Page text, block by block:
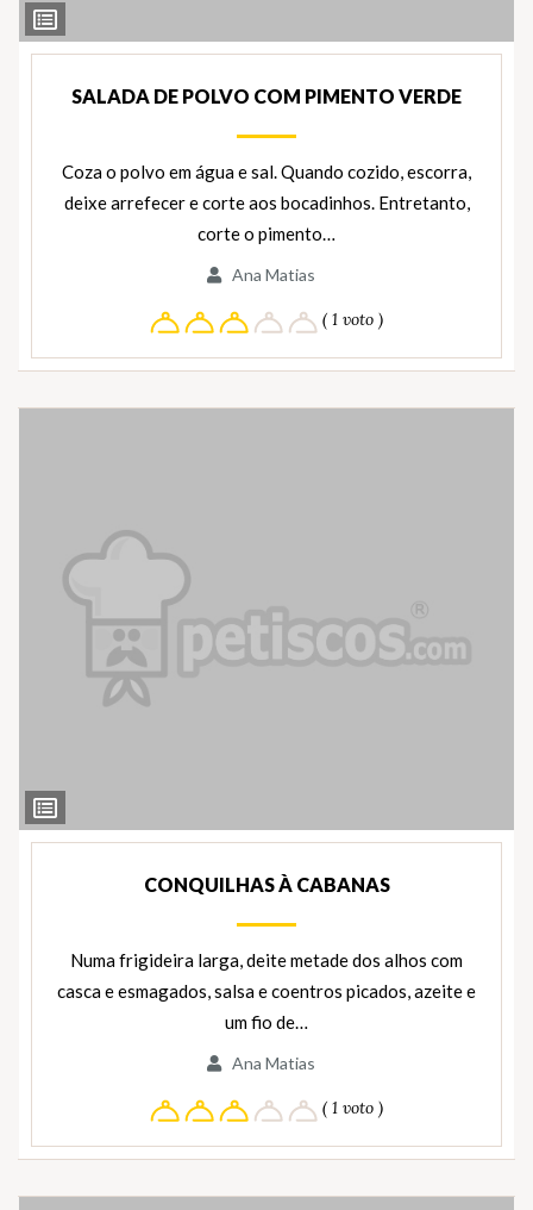
Ver
Ingredientes
SALADA DE POLVO COM PIMENTO VERDE
Coza o polvo em água e sal. Quando cozido, escorra,
deixe arrefecer e corte aos bocadinhos. Entretanto,
corte o pimento…
Ana Matias
( 1 voto )
Ver
Ingredientes
CONQUILHAS À CABANAS
Numa frigideira larga, deite metade dos alhos com
casca e esmagados, salsa e coentros picados, azeite e
um fio de…
Ana Matias
( 1 voto )